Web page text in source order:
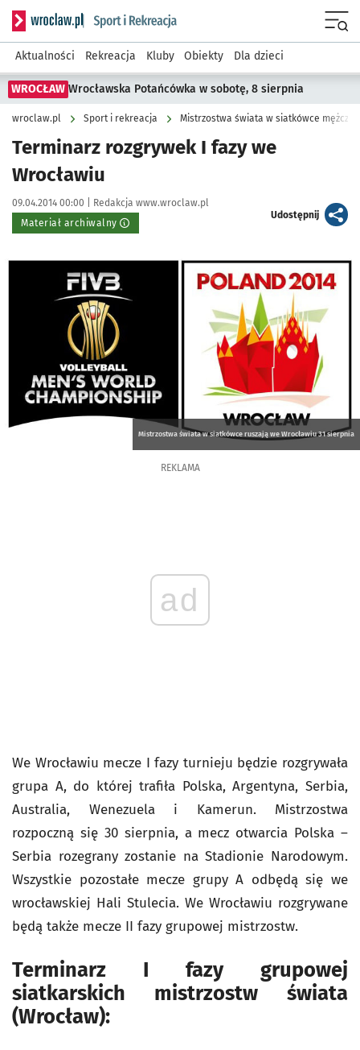
Serwis informacyjny wroclaw.pl podserwis: Sport i rekreacja
Aktualności Rekreacja Kluby Obiekty Dla dzieci
WROCŁAW Wrocławska Potańcówka w sobotę, 8 sierpnia
wroclaw.pl Sport i rekreacja Mistrzostwa świata w siatkówce
Terminarz rozgrywek I fazy we
Wrocławiu
Data publikacji:
09.04.2014 00:00 | Autor:
Redakcja www.wroclaw.pl
Materiał archiwalny
Udostępnijartykuł
Kliknij, aby powiększyć
Mistrzostwa świata w siatkówce ruszają we Wrocławiu 31 sierpnia
REKLAMA
ad
We Wrocławiu mecze I fazy turnieju będzie rozgrywała
grupa A, do której trafiła Polska, Argentyna, Serbia,
Australia, Wenezuela i Kamerun. Mistrzostwa
rozpoczną się 30 sierpnia, a mecz otwarcia Polska –
Serbia rozegrany zostanie na Stadionie Narodowym.
Wszystkie pozostałe mecze grupy A odbędą się we
wrocławskiej Hali Stulecia. We Wrocławiu rozgrywane
będą także mecze II fazy grupowej mistrzostw.
Terminarz I fazy grupowej
siatkarskich mistrzostw świata
(Wrocław):